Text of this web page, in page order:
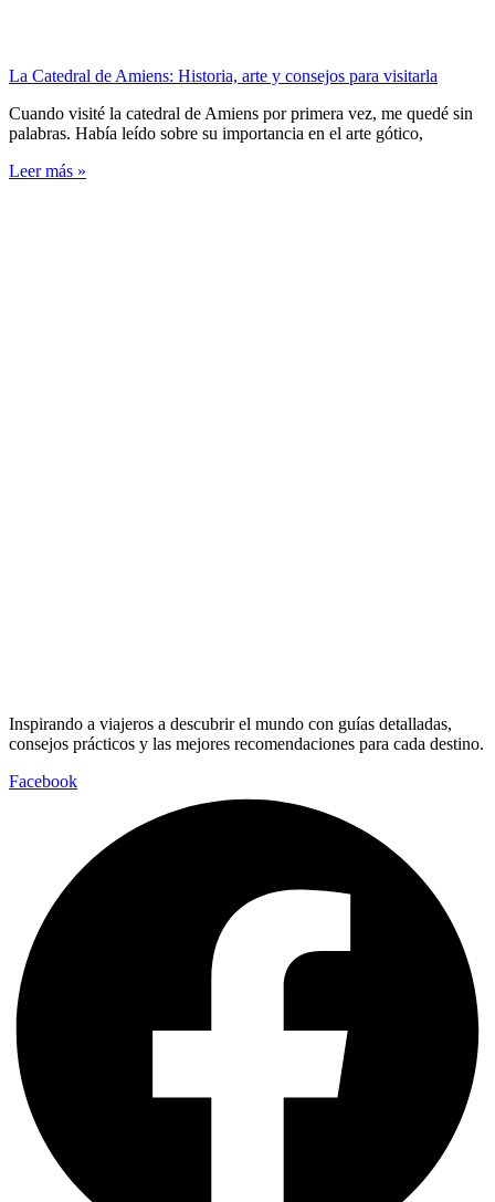
La Catedral de Amiens: Historia, arte y consejos para visitarla
Cuando visité la catedral de Amiens por primera vez, me quedé sin
palabras. Había leído sobre su importancia en el arte gótico,
Leer más »
Inspirando a viajeros a descubrir el mundo con guías detalladas,
consejos prácticos y las mejores recomendaciones para cada destino.
Facebook